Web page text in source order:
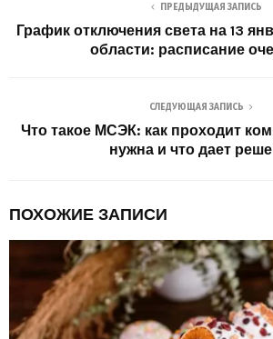
ПРЕДЫДУЩАЯ ЗАПИСЬ
График отключения света на 13
области: расписание
СЛЕДУЮЩАЯ ЗАПИСЬ
Что такое МСЭК: как проходит
нужна и что дает
ПОХОЖИЕ ЗАПИСИ